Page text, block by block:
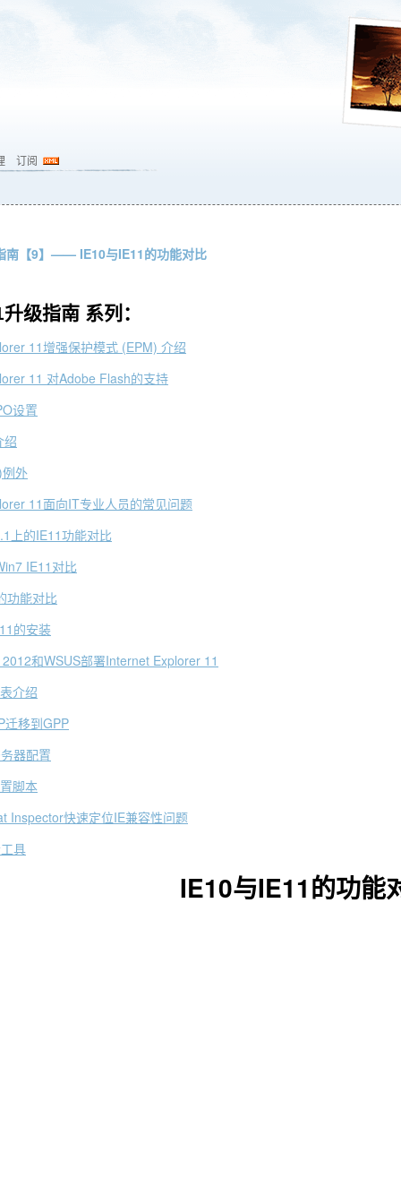
订阅
南【9】—— IE10与IE11的功能对比
级指南 系列：
11增强保护模式 (EPM) 介绍
11 对Adobe Flash的支持
设置
绍
外
11面向IT专业人员的常见问题
上的IE11功能对比
IE11对比
功能对比
的安装
和WSUS部署Internet Explorer 11
介绍
移到GPP
器配置
脚本
Inspector快速定位IE兼容性问题
具
IE10与IE11 的功能